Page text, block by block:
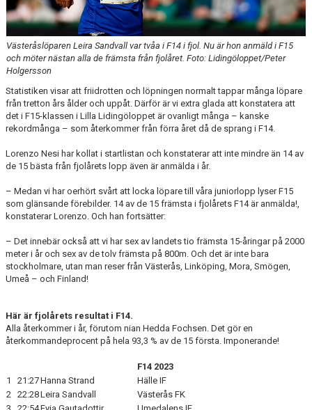
Västeråslöparen Leira Sandvall var tvåa i F14 i fjol. Nu är hon anmäld i F15
och möter nästan alla de främsta från fjolåret. Foto: Lidingöloppet/Peter
Holgersson
Statistiken visar att friidrotten och löpningen normalt tappar många löpare
från tretton års ålder och uppåt. Därför är vi extra glada att konstatera att
det i F15-klassen i Lilla Lidingöloppet är ovanligt många – kanske
rekordmånga – som återkommer från förra året då de sprang i F14.
Lorenzo Nesi har kollat i startlistan och konstaterar att inte mindre än 14 av
de 15 bästa från fjolårets lopp även är anmälda i år.
– Medan vi har oerhört svårt att locka löpare till våra juniorlopp lyser F15
som glänsande förebilder. 14 av de 15 främsta i fjolårets F14 är anmälda!,
konstaterar Lorenzo. Och han fortsätter:
– Det innebär också att vi har sex av landets tio främsta 15-åringar på 2000
meter i år och sex av de tolv främsta på 800m. Och det är inte bara
stockholmare, utan man reser från Västerås, Linköping, Mora, Smögen,
Umeå – och Finland!
Här är fjolårets resultat i F14.
Alla återkommer i år, förutom nian Hedda Fochsen. Det gör en
återkommandeprocent på hela 93,3 % av de 15 första. Imponerande!
F14 2023
1
21:27Hanna Strand
Hälle IF
2
22:28Leira Sandvall
Västerås FK